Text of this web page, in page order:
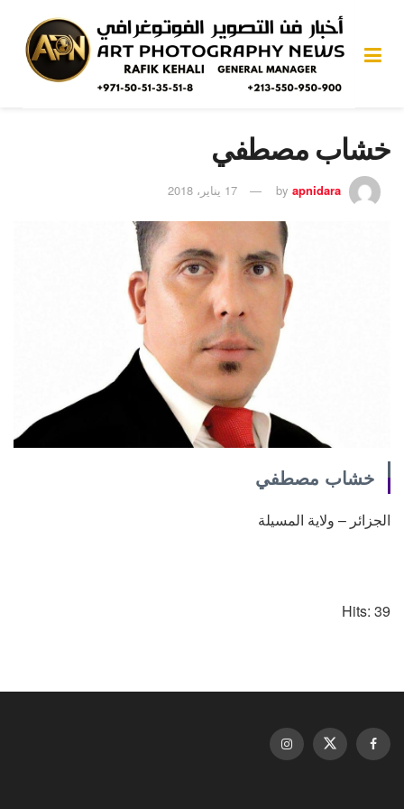
خشاب مصطفي
by apnidara 17 يناير، 2018
خشاب مصطفي
الجزائر – ولاية المسيلة
Hits: 39